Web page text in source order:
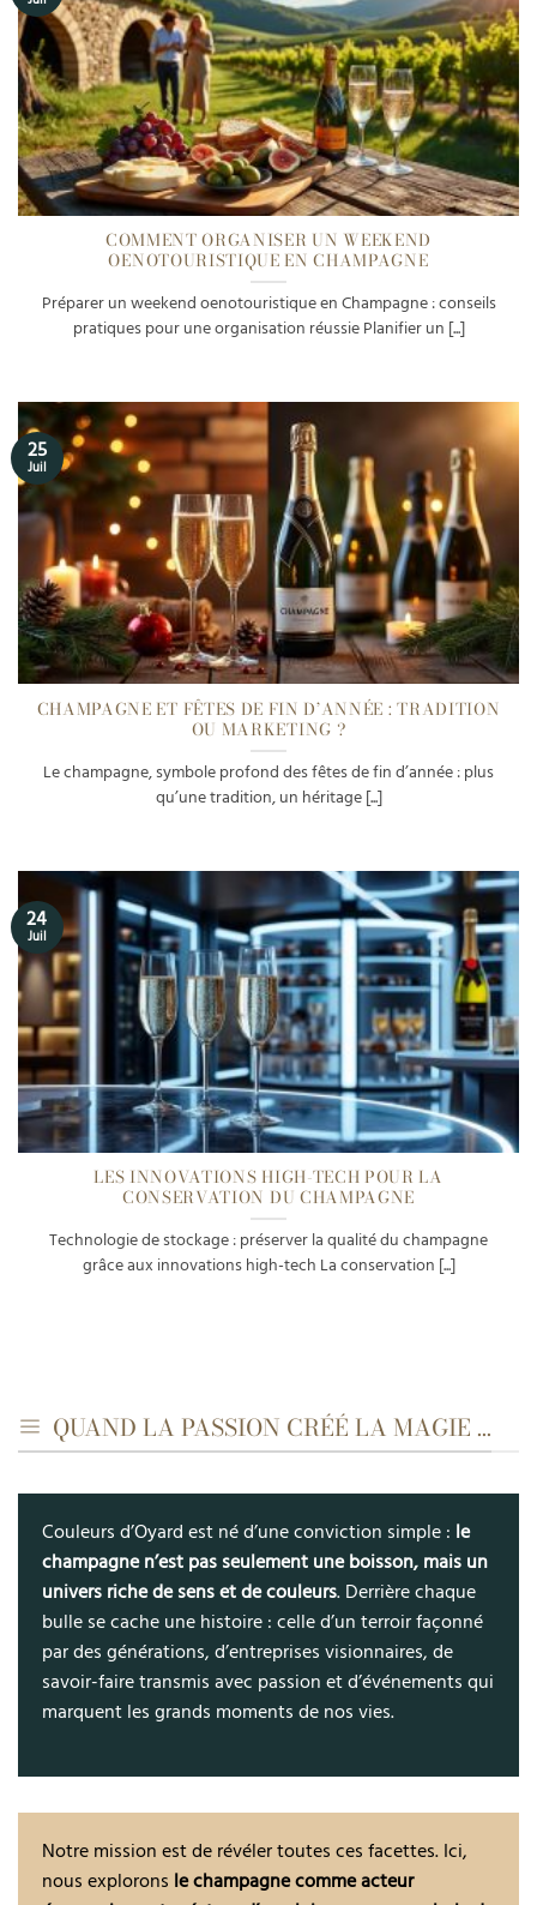
COMMENT ORGANISER UN WEEKEND
OENOTOURISTIQUE EN CHAMPAGNE
Préparer un weekend oenotouristique en Champagne : conseils
pratiques pour une organisation réussie Planifier un [...]
CHAMPAGNE ET FÊTES DE FIN D’ANNÉE : TRADITION
OU MARKETING ?
Le champagne, symbole profond des fêtes de fin d’année : plus
qu’une tradition, un héritage [...]
25
Juil
LES INNOVATIONS HIGH-TECH POUR LA
CONSERVATION DU CHAMPAGNE
Technologie de stockage : préserver la qualité du champagne
grâce aux innovations high-tech La conservation [...]
24
Juil
QUAND LA PASSION CRÉÉ LA MAGIE ...
Couleurs d’Oyard est né d’une conviction simple : le
champagne n’est pas seulement une boisson, mais un
univers riche de sens et de couleurs. Derrière chaque
bulle se cache une histoire : celle d’un terroir façonné
par des générations, d’entreprises visionnaires, de
savoir-faire transmis avec passion et d’événements qui
marquent les grands moments de nos vies.
Notre mission est de révéler toutes ces facettes. Ici,
nous explorons le champagne comme acteur